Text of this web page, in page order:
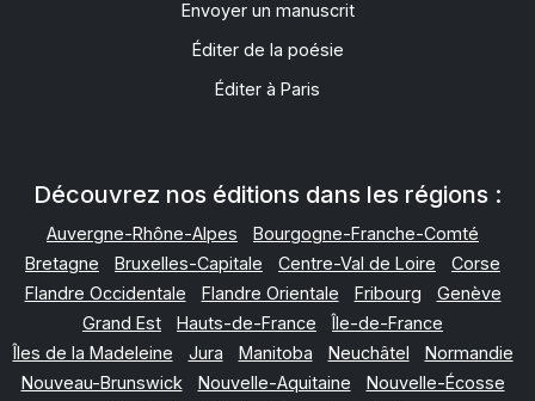
Envoyer un manuscrit
Éditer de la poésie
Éditer à Paris
Découvrez nos éditions dans les régions :
Auvergne-Rhône-Alpes
Bourgogne-Franche-Comté
Bretagne
Bruxelles-Capitale Centre-Val de Loire
Corse
Flandre Occidentale
Flandre Orientale Fribourg
Genève
Grand Est
Hauts-de-France
Île-de-France
Îles de la Madeleine
Jura Manitoba Neuchâtel
Normandie
Nouveau-Brunswick
Nouvelle-Aquitaine
Nouvelle-Écosse